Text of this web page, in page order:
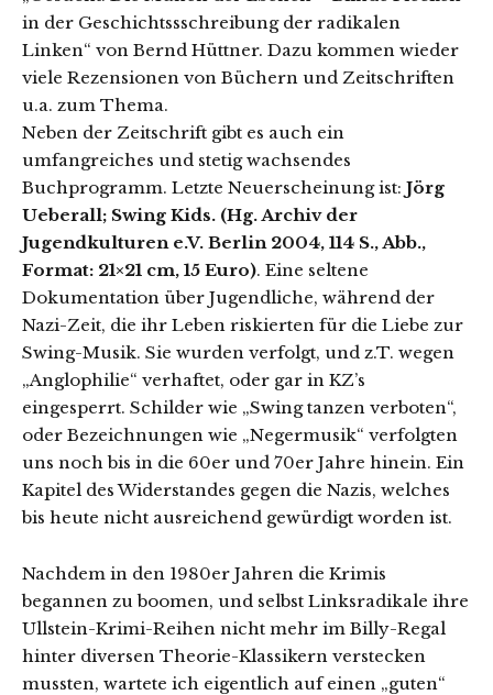
in der Geschichtssschreibung der radikalen
Linken“ von Bernd Hüttner. Dazu kommen wieder
viele Rezensionen von Büchern und Zeitschriften
u.a. zum Thema.
Neben der Zeitschrift gibt es auch ein
umfangreiches und stetig wachsendes
Buchprogramm. Letzte Neuerscheinung ist: Jörg
Ueberall; Swing Kids. (Hg. Archiv der
Jugendkulturen e.V. Berlin 2004, 114 S., Abb.,
Format: 21×21 cm, 15 Euro). Eine seltene
Dokumentation über Jugendliche, während der
Nazi-Zeit, die ihr Leben riskierten für die Liebe zur
Swing-Musik. Sie wurden verfolgt, und z.T. wegen
„Anglophilie“ verhaftet, oder gar in KZ’s
eingesperrt. Schilder wie „Swing tanzen verboten“,
oder Bezeichnungen wie „Negermusik“ verfolgten
uns noch bis in die 60er und 70er Jahre hinein. Ein
Kapitel des Widerstandes gegen die Nazis, welches
bis heute nicht ausreichend gewürdigt worden ist.
Nachdem in den 1980er Jahren die Krimis
begannen zu boomen, und selbst Linksradikale ihre
Ullstein-Krimi-Reihen nicht mehr im Billy-Regal
hinter diversen Theorie-Klassikern verstecken
mussten, wartete ich eigentlich auf einen „guten“